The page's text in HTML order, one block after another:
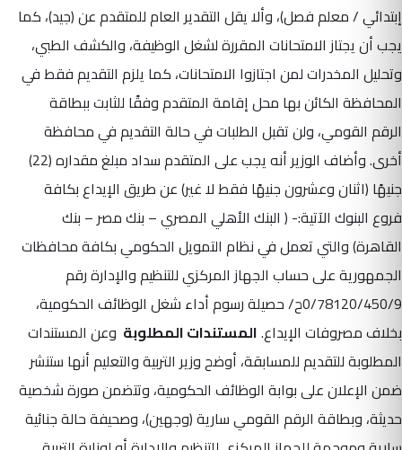
إبتدائي / معلم فصل)، وألا يقل التقدير العام للمتقدم عن (جيد)، كما
يجب أن يجتاز الامتحانات المقررة لشغل الوظيفة، والكشف الطبي،
وتحليل المخدرات لمن اجتازوا الامتحانات، كما يلزم التقديم فقط في
المحافظة الكائن بها محل إقامة المتقدم وفقًا للثابت ببطاقة
الرقم القومي، ولن تقبل الطلبات في حالة التقديم في محافظة
أخرى. وأضاف الوزير أنه يجب على المتقدم سداد مبلغ مقداره (22)
جنيهًا (اثنان وعشرون جنيهًا فقط لا غير) عن طريق الإيداع بكافة
فروع البنوك الآتية:- ( البنك الأهلي المصري – بنك مصر – بنك
القاهرة) والتي تعمل في نظام التمويل الحكومي بكافة محافظات
الجمهورية على حساب الجهاز المركزي للتنظيم والإدارة رقم
0/78120/450/9ح/ حصيلة رسوم أداء شغل الوظائف الحكومية،
بخلاف مصروفات الإيداع.المستندات المطلوبة وعن المستندات
المطلوبة للتقديم للمسابقة، أوضح وزير التربية والتعليم أنها ستنشر
ضمن الإعلان على بوابة الوظائف الحكومية، وتتضمن صورة شخصية
حديثة، وبطاقة الرقم القومي سارية (وجهين)، وصحيفة حالة جنائية